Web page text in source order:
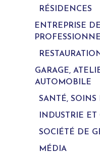
RÉSIDENCES
ENTREPRISE
GARAGE,
AUTOMOBILE
SANTÉ, SOINS
INDUSTRIE ET
SOCIÉTÉ DE
MÉDIA